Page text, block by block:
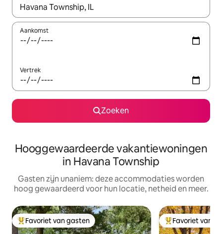
Wanneer er resultaten beschikbaar zijn, maak je een keuze
Aankomst
Vertrek
Zoeken
Hooggewaardeerde vakantiewoningen
in Havana Township
Gasten zijn unaniem: deze accommodaties worden
hoog gewaardeerd voor hun locatie, netheid en meer.
Topfavoriet van gasten
Favoriet van gasten Topfavoriet van
Favoriet van